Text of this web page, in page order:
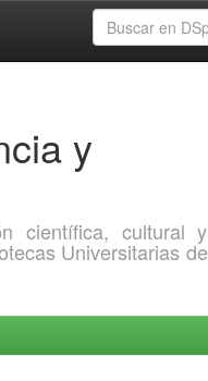
y
científica, cultural y
Universitarias de